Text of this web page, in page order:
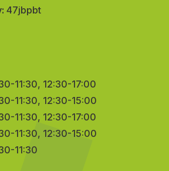
47jbpbt
11:30, 12:30-17:00
11:30, 12:30-15:00
11:30, 12:30-17:00
11:30, 12:30-15:00
11:30